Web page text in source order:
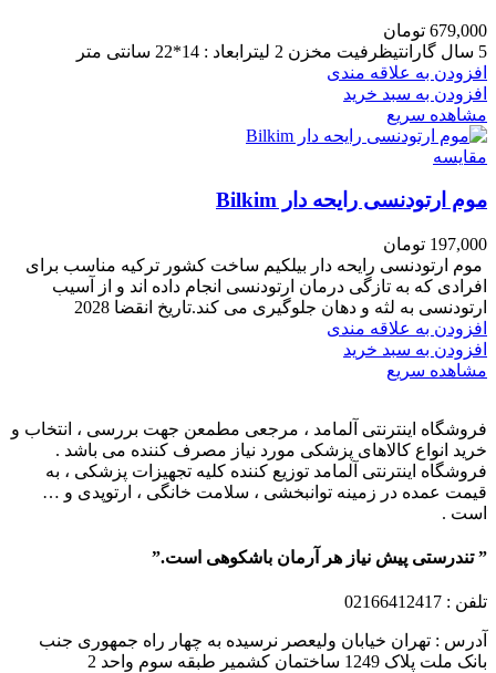
679,000 تومان
5 سال گارانتیظرفیت مخزن 2 لیترابعاد : 14*22 سانتی متر
افزودن به علاقه مندی
افزودن به سبد خرید
مشاهده سریع
مقایسه
موم ارتودنسی رایحه دار Bilkim
197,000 تومان
موم ارتودنسی رایحه دار بیلکیم ساخت کشور ترکیه مناسب برای
افرادی که به تازگی درمان ارتودنسی انجام داده اند و از آسیب
ارتودنسی به لثه و دهان جلوگیری می کند.تاریخ انقضا 2028
افزودن به علاقه مندی
افزودن به سبد خرید
مشاهده سریع
فروشگاه اینترنتی آلمامد ، مرجعی مطمعن جهت بررسی ، انتخاب و
خرید انواع کالاهای پزشکی مورد نیاز مصرف کننده می باشد .
فروشگاه اینترنتی آلمامد توزیع کننده کلیه تجهیزات پزشکی ، به
قیمت عمده در زمینه توانبخشی ، سلامت خانگی ، ارتوپدی و …
است .
” تندرستی پیش نیاز هر آرمان باشکوهی است.”
تلفن : 02166412417
آدرس : تهران خیابان ولیعصر نرسیده به چهار راه جمهوری جنب
بانک ملت پلاک 1249 ساختمان کشمیر طبقه سوم واحد 2